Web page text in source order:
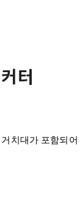
터
치대가 포함되